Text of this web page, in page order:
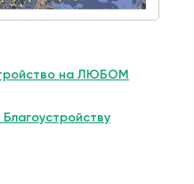
на ЛЮБОМ